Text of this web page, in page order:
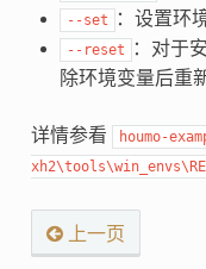
--set ：设置环
--reset
：对于
除环境变量后重
详情参看
houmo-
上一页